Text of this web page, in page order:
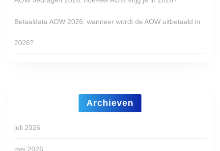
Betaaldata AOW 2026: wanneer wordt de AOW uitbetaald in
2026?
Archieven
juli 2026
mei 2026